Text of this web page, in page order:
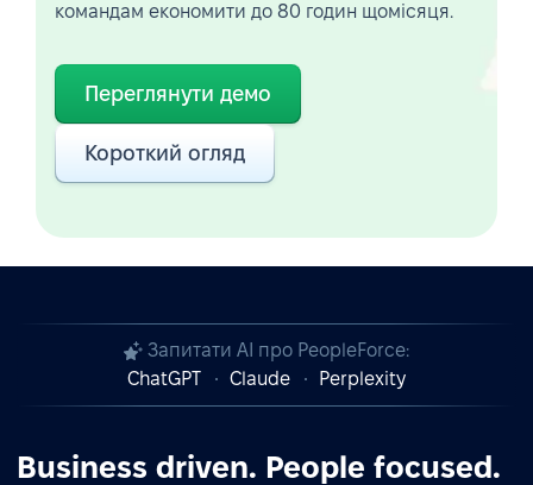
командам економити до 80 годин щомісяця.
Переглянути демо
Короткий огляд
Запитати AI про PeopleForce:
ChatGPT
Claude Perplexity
Business driven. People focused.